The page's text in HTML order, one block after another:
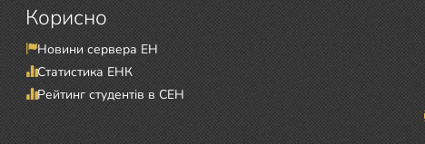
Корисно
Новини сервера ЕН
Статистика ЕНК
Рейтинг студентів в СЕН